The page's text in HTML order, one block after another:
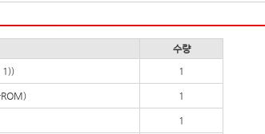
수량
1)) 1
1
1